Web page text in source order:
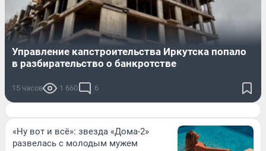
Управление капстроительства Иркутска попало
в разбирательство о банкротстве
15 часов 1 660 6
«Ну вот и всё»: звезда «Дома-2»
развелась с молодым мужем